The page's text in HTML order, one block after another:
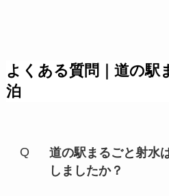
よくある質問｜道の駅
泊
道の駅まるごと射水
しましたか？